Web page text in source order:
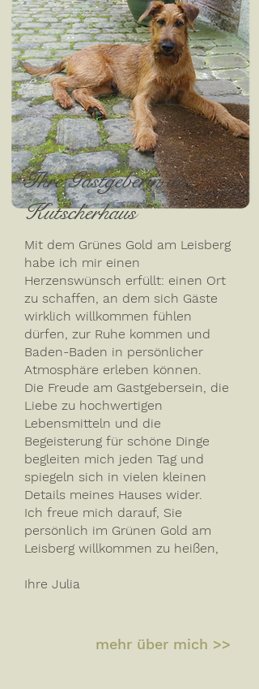
Ihre Gastgeberin im
Kutscherhaus
Mit dem Grünes Gold am Leisberg
habe ich mir einen
Herzenswünsch erfüllt: einen Ort
zu schaffen, an dem sich Gäste
wirklich willkommen fühlen
dürfen, zur Ruhe kommen und
Baden-Baden in persönlicher
Atmosphäre erleben können.
Die Freude am Gastgebersein, die
Liebe zu hochwertigen
Lebensmitteln und die
Begeisterung für schöne Dinge
begleiten mich jeden Tag und
spiegeln sich in vielen kleinen
Details meines Hauses wider.
Ich freue mich darauf, Sie
persönlich im Grünen Gold am
Leisberg willkommen zu heißen,
Ihre Julia
mehr über mich >>